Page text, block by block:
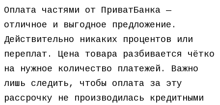
Оплата частями от ПриватБанка —
отличное и выгодное предложение.
Действительно никаких процентов или
переплат. Цена товара разбивается чётко
на нужное количество платежей. Важно
лишь следить, чтобы оплата за эту
рассрочку не производилась кредитными